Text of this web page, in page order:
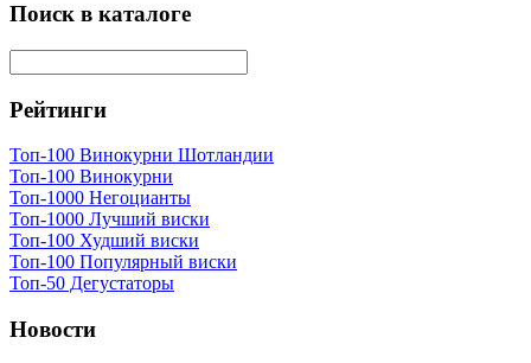
Поиск в каталоге
Рейтинги
Топ-100 Винокурни Шотландии
Топ-100 Винокурни
Топ-1000 Негоцианты
Топ-1000 Лучший виски
Топ-100 Худший виски
Топ-100 Популярный виски
Топ-50 Дегустаторы
Новости